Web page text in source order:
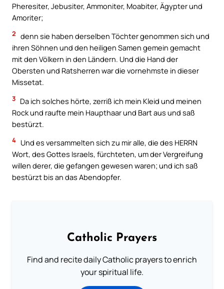
Pheresiter, Jebusiter, Ammoniter, Moabiter, Ägypter und
Amoriter;
2 denn sie haben derselben Töchter genommen sich und
ihren Söhnen und den heiligen Samen gemein gemacht
mit den Völkern in den Ländern. Und die Hand der
Obersten und Ratsherren war die vornehmste in dieser
Missetat.
3 Da ich solches hörte, zerriß ich mein Kleid und meinen
Rock und raufte mein Haupthaar und Bart aus und saß
bestürzt.
4 Und es versammelten sich zu mir alle, die des HERRN
Wort, des Gottes Israels, fürchteten, um der Vergreifung
willen derer, die gefangen gewesen waren; und ich saß
bestürzt bis an das Abendopfer.
Catholic Prayers
Find and recite daily Catholic prayers to enrich
your spiritual life.